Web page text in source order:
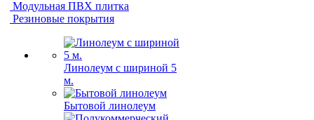
Модульная ПВХ плитка
Резиновые покрытия
Линолеум с шириной 5
м.
Бытовой линолеум